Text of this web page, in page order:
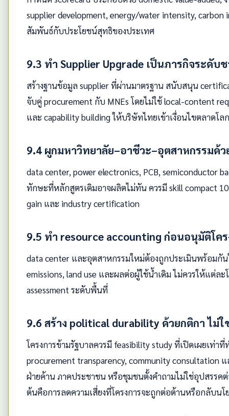
supplier development, energy/water intensity,
สัมพันธ์กับประโยชน์สุทธิของประเทศ
9.3 ทำ Supplier Upgrade เป็นภารกิจระดับ
สร้างฐานข้อมูล supplier ที่ผ่านมาตรฐาน สนับสนุน
จับคู่ procurement กับ MNEs โดยไม่ใช้ local-content
และ capability building ให้บริษัทไทยเข้าเงื่อนไขตลาดโล
9.4 ผูกมหาวิทยาลัย–อาชีวะ–อุตสาหกรรมด้
data center, power electronics, PCB, semiconductor
ทักษะที่หลักสูตรเดิมอาจผลิตไม่ทัน ควรมี skill compact
gain และ industry certification
9.5 ทำ resource accounting ก่อนอนุมัติโค
data center และอุตสาหกรรมใหม่ต้องถูกประเมินพร้อมกั
emissions, land use และผลต่อผู้ใช้น้ำเดิม ไม่ควรให้แต่ล
assessment ระดับพื้นที่
9.6 สร้าง political durability ด้วยกติกา ไม่
โครงการข้ามรัฐบาลควรมี feasibility study ที่เปิดเผยเท่า
procurement transparency, community consultation
ฝ่ายค้าน ภาคประชาชน หรือชุมชนตั้งคำถามไม่ใช่อุปสรร
ต้นคือการลดความเสี่ยงที่โครงการจะถูกต่อต้านหรือกลับนโ